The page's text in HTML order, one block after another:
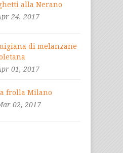
alla Nerano
24, 2017
di melanzane
01, 2017
frolla Milano
02, 2017